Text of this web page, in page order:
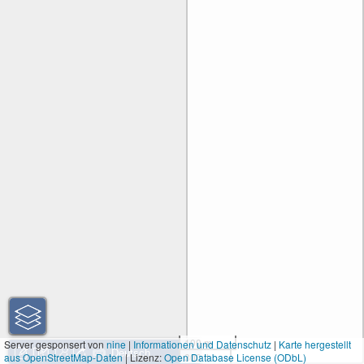
100 m
300 ft
Server gesponsert vonnine|Informationen und Datenschutz | Karte hergestellt
aus OpenStreetMap-Daten| Lizenz:Open Database License (ODbL)